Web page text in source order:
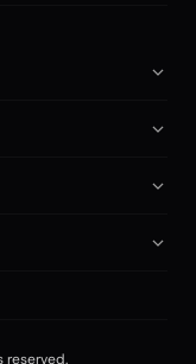
reserved.